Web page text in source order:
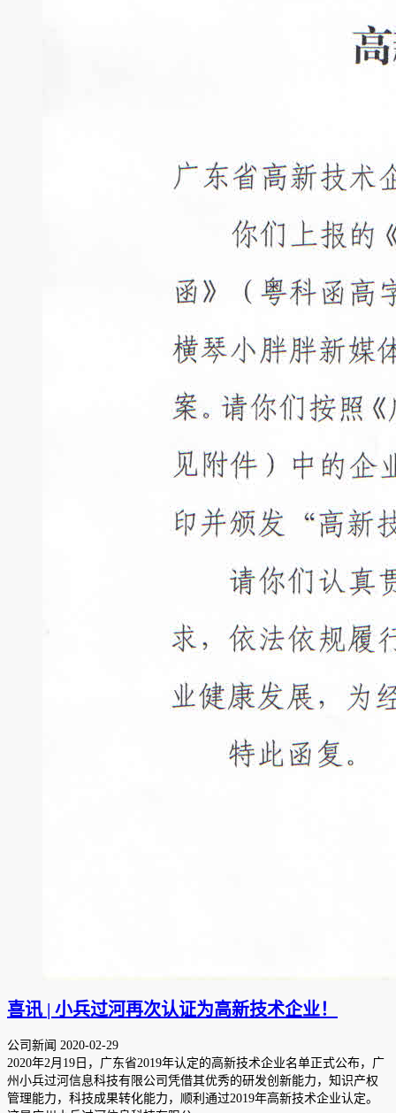
喜讯 | 小兵过河再次认证为高新技术企业！
公司新闻 2020-02-29
2020年2月19日，广东省2019年认定的高新技术企业名单正式公布，广
州小兵过河信息科技有限公司凭借其优秀的研发创新能力，知识产权
管理能力，科技成果转化能力，顺利通过2019年高新技术企业认定。